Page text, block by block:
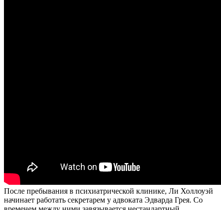
После пребывания в психиатрической клинике, Ли Холлоуэй
начинает работать секретарем у адвоката Эдварда Грея. Со